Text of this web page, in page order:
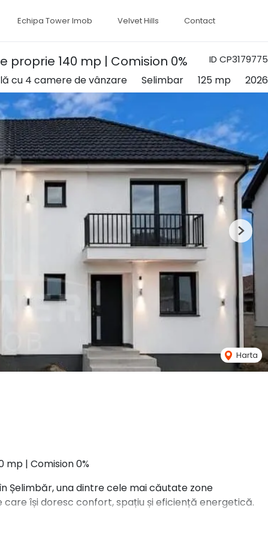
Echipa Tower Imob Velvet Hills Contact
ID CP3179775
proprie 140 mp | Comision 0%
cu 4 camere de vânzare Selimbar 125 mp 2026
Harta
Next
mp | Comision 0%
Șelimbăr, una dintre cele mai căutate zone
își doresc confort, spațiu și eficiență energetică.
utilă de 125 mp și o curte liberă de aproximativ 140